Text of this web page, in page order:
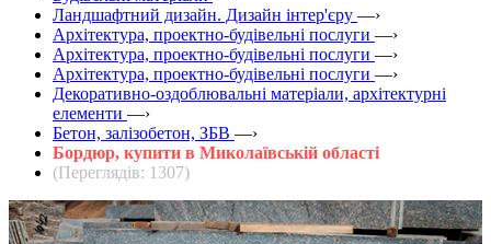
Ландшафтний дизайн. Дизайн інтер'єру —›
Архітектура, проектно-будівельні послуги —›
Архітектура, проектно-будівельні послуги —›
Архітектура, проектно-будівельні послуги —›
Декоративно-оздоблювальні матеріали, архітектурні
елементи —›
Бетон, залізобетон, ЗБВ —›
Бордюр, купити в Миколаївській області
(Переглядів: 1307)